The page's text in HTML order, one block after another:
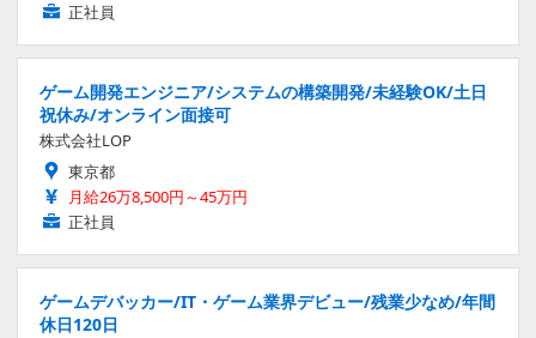
正社員
ゲーム開発エンジニア/システムの構築開発/未経験OK/土日
祝休み/オンライン面接可
株式会社LOP
東京都
月給26万8,500円～45万円
正社員
ゲームデバッカー/IT・ゲーム業界デビュー/残業少なめ/年間
休日120日